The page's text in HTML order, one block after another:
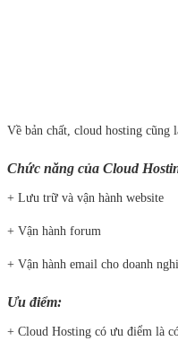
Về bản chất, cloud hosting cũng
Chức năng của Cloud
+ Lưu trữ và vận hành website
+ Vận hành forum
+ Vận hành email cho doanh
Ưu điểm:
+ Cloud Hosting có ưu điểm là